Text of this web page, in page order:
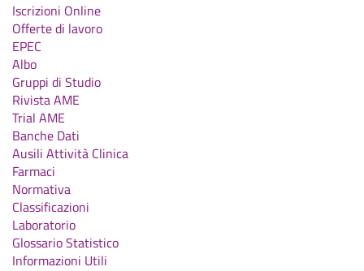
Iscrizioni Online
Offerte di lavoro
EPEC
Albo
Gruppi di Studio
Rivista AME
Trial AME
Banche Dati
Ausili Attività Clinica
Farmaci
Normativa
Classificazioni
Laboratorio
Glossario Statistico
Informazioni Utili